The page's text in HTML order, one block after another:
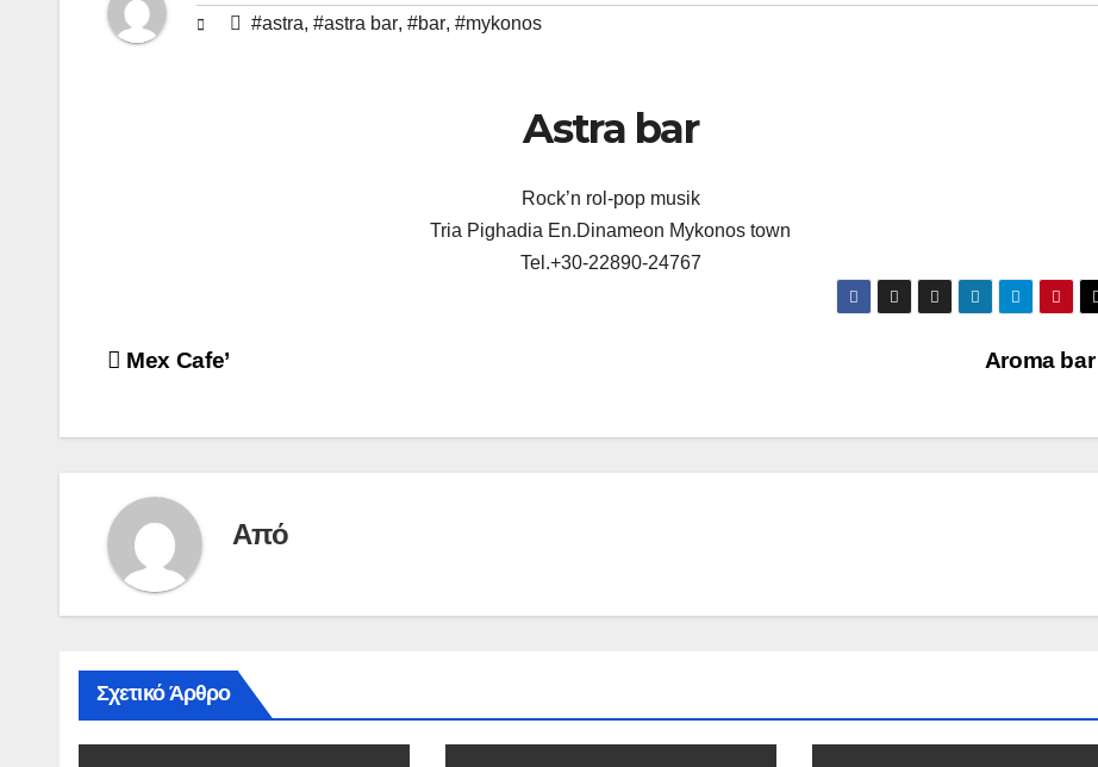
#astra, #astra bar, #bar, #mykonos
Astra bar
Rock’n rol-pop musik
Tria Pighadia En.Dinameon Mykonos town
Tel.+30-22890-24767
Πλοήγηση
Aroma bar
Mex Cafe’
Από
Σχετικό Άρθρο